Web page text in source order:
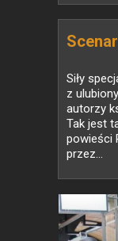
Siły
z
autorzy
Tak jest
powieści
przez...